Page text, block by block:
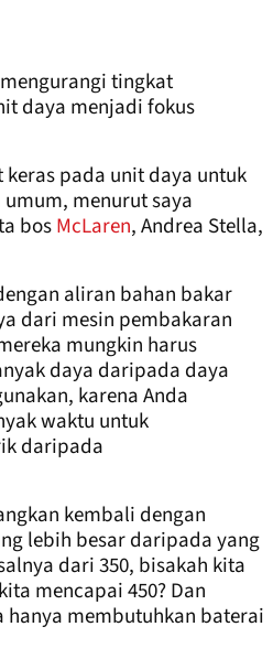
tingkat
daya menjadi fokus
keras pada unit daya untuk
menurut saya
bosMcLaren, Andrea Stella,
aliran bahan bakar
dari mesin pembakaran
mungkin harus
daya daripada daya
karena Anda
waktu untuk
daripada
kembali dengan
lebih besar daripada yang
dari 350, bisakah kita
mencapai 450? Dan
membutuhkan baterai